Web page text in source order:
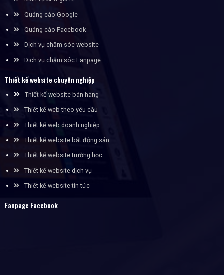
Quảng cáo Google
Quảng cáo Facebook
Dịch vụ chăm sóc website
Dịch vụ chăm sóc Fanpage
Thiết kế website chuyên nghiệp
Thiết kế website bán hàng
Thiết kế web theo yêu cầu
Thiết kế web doanh nghiệp
Thiết kế website bất động sản
Thiết kế website trường học
Thiết kế website dịch vụ
Thiết kế website tin tức
Fanpage Facebook